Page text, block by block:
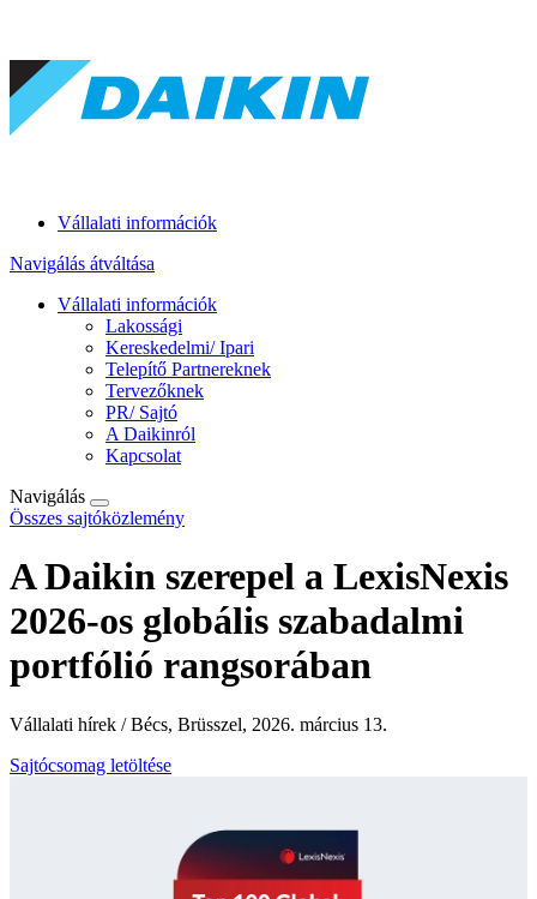
Vállalati információk
Navigálás átváltása
Vállalati információk
Lakossági
Kereskedelmi/ Ipari
Telepítő Partnereknek
Tervezőknek
PR/ Sajtó
A Daikinról
Kapcsolat
Navigálás
Összes sajtóközlemény
A Daikin szerepel a LexisNexis
2026-os globális szabadalmi
portfólió rangsorában
Vállalati hírek / Bécs, Brüsszel, 2026. március 13.
Sajtócsomag letöltése